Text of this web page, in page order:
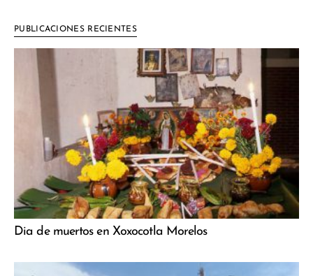
PUBLICACIONES RECIENTES
Dia de muertos en Xoxocotla Morelos